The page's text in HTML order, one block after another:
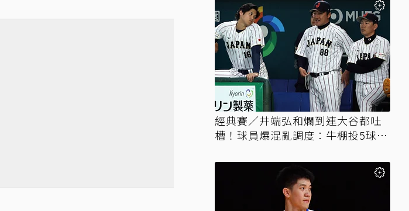
經典賽／井端弘和爛到連大谷都吐
槽！球員爆混亂調度：牛棚投5球就